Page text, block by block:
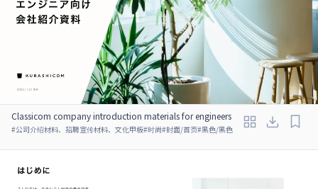
Classicom company introduction materials for engineers
#公司介绍材料、招聘宣传材料、文化甲板#时尚#封面/首页#黑色/黑色